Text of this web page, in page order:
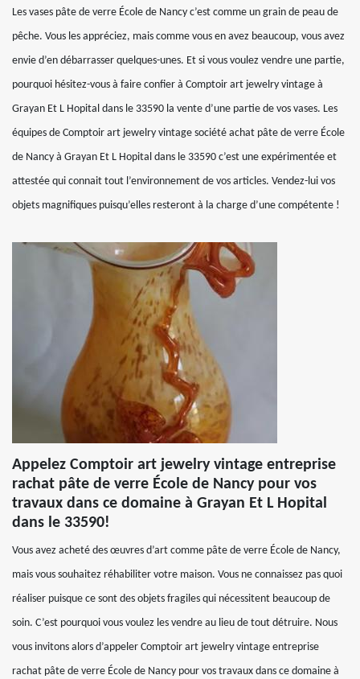
Les vases pâte de verre École de Nancy c’est comme un grain de peau de
pêche. Vous les appréciez, mais comme vous en avez beaucoup, vous avez
envie d’en débarrasser quelques-unes. Et si vous voulez vendre une partie,
pourquoi hésitez-vous à faire confier à Comptoir art jewelry vintage à
Grayan Et L Hopital dans le 33590 la vente d’une partie de vos vases. Les
équipes de Comptoir art jewelry vintage société achat pâte de verre École
de Nancy à Grayan Et L Hopital dans le 33590 c’est une expérimentée et
attestée qui connait tout l’environnement de vos articles. Vendez-lui vos
objets magnifiques puisqu’elles resteront à la charge d’une compétente !
Appelez Comptoir art jewelry vintage entreprise
rachat pâte de verre École de Nancy pour vos
travaux dans ce domaine à Grayan Et L Hopital
dans le 33590!
Vous avez acheté des œuvres d’art comme pâte de verre École de Nancy,
mais vous souhaitez réhabiliter votre maison. Vous ne connaissez pas quoi
réaliser puisque ce sont des objets fragiles qui nécessitent beaucoup de
soin. C’est pourquoi vous voulez les vendre au lieu de tout détruire. Nous
vous invitons alors d’appeler Comptoir art jewelry vintage entreprise
rachat pâte de verre École de Nancy pour vos travaux dans ce domaine à